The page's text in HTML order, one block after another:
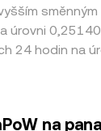
směnným
úrovni
24 hodin na
na